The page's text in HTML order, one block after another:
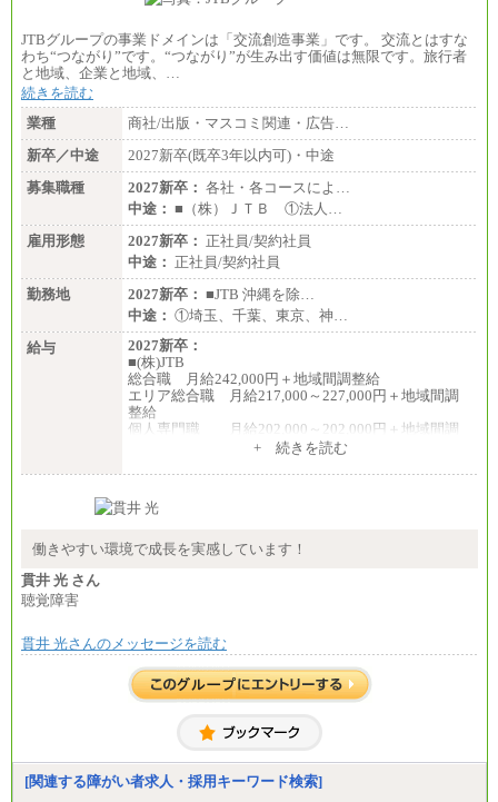
JTBグループの事業ドメインは「交流創造事業」です。 交流とはすな
わち“つながり”です。“つながり”が生み出す価値は無限です。旅行者
と地域、企業と地域、…
続きを読む
業種
商社/出版・マスコミ関連・広告…
新卒／中途
2027新卒(既卒3年以内可)・中途
募集職種
2027新卒： 各社・各コースによ…
中途： ■（株）ＪＴＢ ①法人…
雇用形態
2027新卒： 正社員/契約社員
中途： 正社員/契約社員
勤務地
2027新卒： ■JTB 沖縄を除…
中途： ①埼玉、千葉、東京、神…
給与
2027新卒：
■(株)JTB
総合職 月給242,000円＋地域間調整給
エリア総合職 月給217,000～227,000円＋地域間調
整給
個人専門職 月給202,000～202,000円＋地域間調
総合職 月給208,000～235,000円
※詳細はJTBキャリアサイトよりご確認ください。
総合職 月給220,000～230,000円＋地域間調整給
整給
※詳細はJTBキャリアサイトよりご確認ください。
■(株)JTBコミュニケーションデザイン
総合職 月給230,000円
みなし残業手当：20,000円（一律支給）※みなし
残業手当の残業時間は10.43時間。
+ 続きを読む
働きやすい環境で成長を実感しています！
貫井 光 さん
聴覚障害
貫井 光さんのメッセージを読む
[関連する障がい者求人・採用キーワード検索]